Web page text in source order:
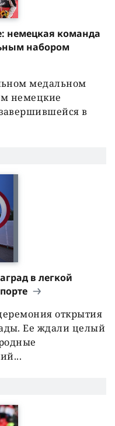
немецкая команда
набором
медальном
немецкие
в
в легкой
открытия
Ее ждали целый